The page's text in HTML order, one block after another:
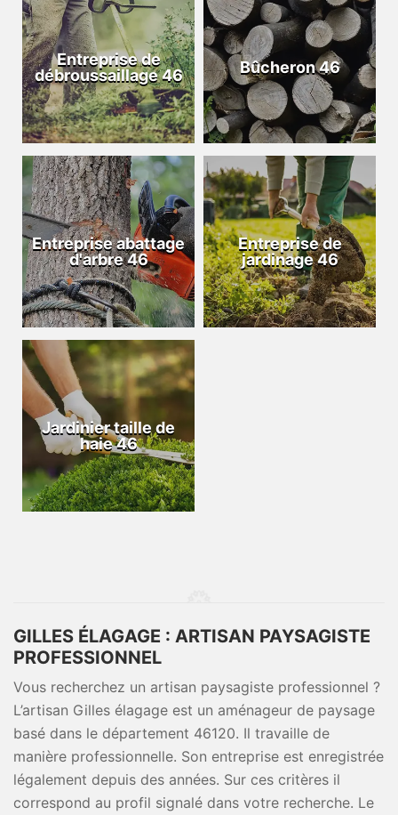
Entreprise de
débroussaillage 46
Bûcheron 46
Entreprise abattage
d'arbre 46
Entreprise de
jardinage 46
Jardinier taille de
haie 46
GILLES ÉLAGAGE : ARTISAN PAYSAGISTE
PROFESSIONNEL
Vous recherchez un artisan paysagiste professionnel ?
L’artisan Gilles élagage est un aménageur de paysage
basé dans le département 46120. Il travaille de
manière professionnelle. Son entreprise est enregistrée
légalement depuis des années. Sur ces critères il
correspond au profil signalé dans votre recherche. Le